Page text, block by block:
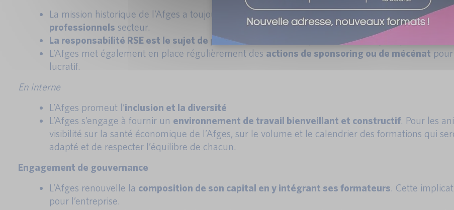
La mission historique de l’Afges a toujours été de proposer des formations de qualité pour
professionnels secteur.
La responsabilité RSE est le sujet de plusieurs formations
spécialement conçues pour le
L’Afges met également en place régulièrement des actions de sponsoring ou de mécénat
lucratif.
En interne
L’Afges promeut l’inclusion et la diversité
L’Afges s’engage à fournir un environnement de travail bienveillant et constructif. Pour les
visibilité sur la santé économique de l’Afges, sur le volume et le calendrier des formations qui
adapté et de respecter l’équilibre de chacun.
Engagement de gouvernance
L’Afges renouvelle la composition de son capital en y intégrant ses formateurs. Cette
pour l’entreprise.